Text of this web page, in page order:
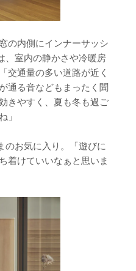
の内側にインナーサッシ
、室内の静かさや冷暖房
交通量の多い道路が近く
通る音などもまったく聞
きやすく、夏も冬も過ご
」
のお気に入り。「遊びに
着けていいなぁと思いま